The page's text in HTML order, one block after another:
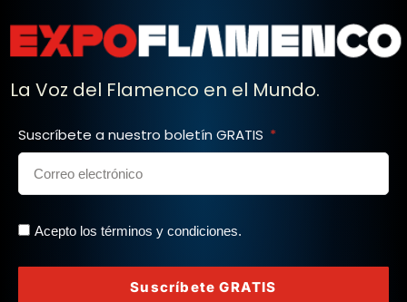
La Voz del Flamenco en el Mundo.
Suscríbete a nuestro boletín GRATIS
Acepto los términos y condiciones.
Suscríbete GRATIS